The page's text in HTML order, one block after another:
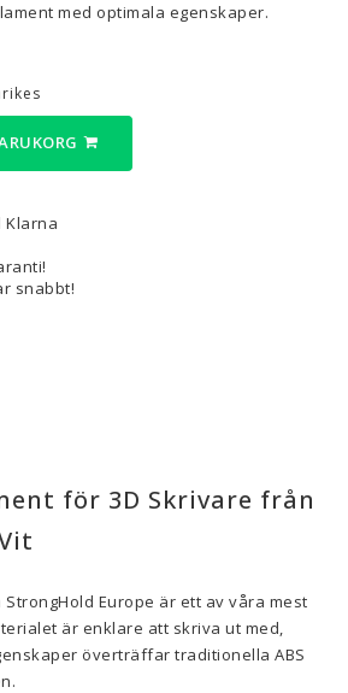
med optimala egenskaper.
Klarna
snabbt!
för 3D Skrivare från
StrongHold Europe är ett av våra mest
är enklare att skriva ut med,
överträffar traditionella ABS